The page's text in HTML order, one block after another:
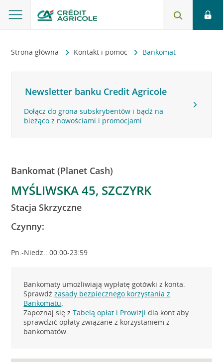
Strona główna Kontakt i pomoc Bankomat
Newsletter banku Credit Agricole
Dołącz do grona subskrybentów i bądź na
bieżąco z nowościami i promocjami
Bankomat (Planet Cash)
MYŚLIWSKA 45, SZCZYRK
Stacja Skrzyczne
Czynny:
Pn.-Niedz.: 00:00-23:59
Bankomaty umożliwiają wypłatę gotówki z konta.
Sprawdźzasady bezpiecznego korzystania z
Bankomatu.
Zapoznaj się zTabelą opłat i Prowizji dla kont aby
sprawdzić opłaty związane z korzystaniem z
bankomatów.